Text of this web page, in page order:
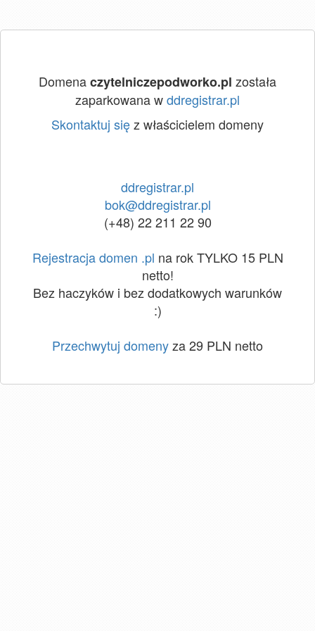
Domenaczytelniczepodworko.pl została
zaparkowana wddregistrar.pl
Skontaktuj sięz właścicielem domeny
ddregistrar.pl
bok@ddregistrar.pl
(+48) 22 211 22 90
Rejestracja domen .pl na rok TYLKO 15 PLN
netto!
Bez haczyków i bez dodatkowych warunków
:)
Przechwytuj domenyza 29 PLN netto